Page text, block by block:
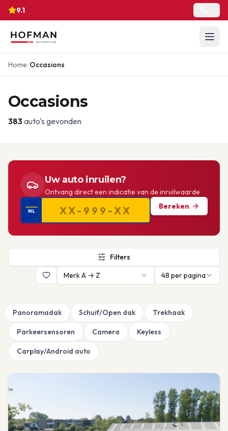
9.1
Home/Occasions
Occasions
383auto's gevonden
Uw auto inruilen?
Ontvang direct een indicatie van de inruilwaarde
NL
Bereken
Filters
Merk A → Z
48 per pagina
Panoramadak Schuif/Open dak Trekhaak
Parkeersensoren Camera Keyless
Carplay/Android auto